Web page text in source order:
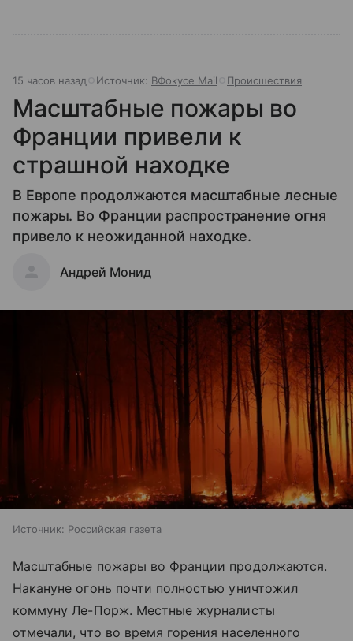
15 часов назад Источник: ВФокусе Mail Происшествия
Масштабные пожары во
Франции привели к
страшной находке
В Европе продолжаются масштабные лесные
пожары. Во Франции распространение огня
привело к неожиданной находке.
Андрей Монид
Источник: Российская газета
Масштабные пожары во Франции продолжаются.
Накануне огонь почти полностью уничтожил
коммуну Ле-Порж. Местные журналисты
отмечали, что во время горения населенного